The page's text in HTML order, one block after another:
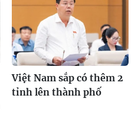
Việt Nam sắp có thêm 2
tỉnh lên thành phố